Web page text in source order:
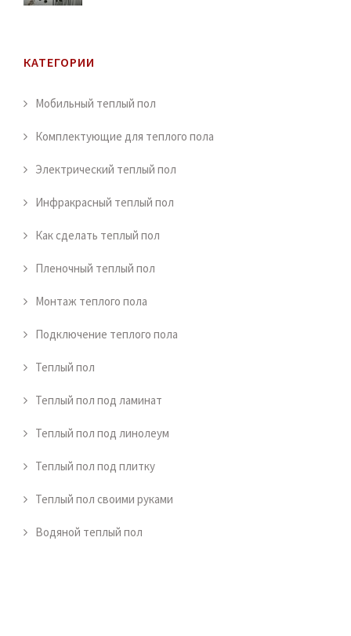
КАТЕГОРИИ
Мобильный теплый пол
Комплектующие для теплого пола
Электрический теплый пол
Инфракрасный теплый пол
Как сделать теплый пол
Пленочный теплый пол
Монтаж теплого пола
Подключение теплого пола
Теплый пол
Теплый пол под ламинат
Теплый пол под линолеум
Теплый пол под плитку
Теплый пол своими руками
Водяной теплый пол